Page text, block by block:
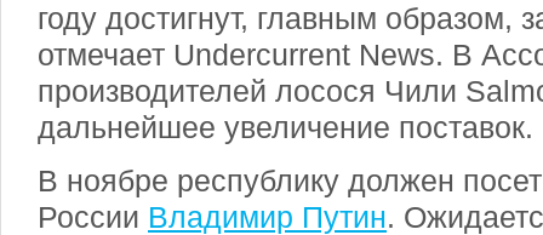
году достигнут, главным образом,
отмечает Undercurrent News. В
производителей лосося Чили
дальнейшее увеличение поставок.
В ноябре республику должен
России Владимир Путин.